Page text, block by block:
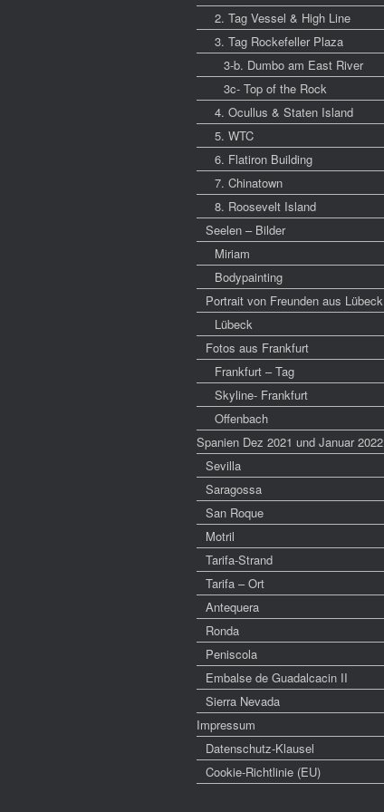
2. Tag Vessel & High Line
3. Tag Rockefeller Plaza
3-b. Dumbo am East River
3c- Top of the Rock
4. Ocullus & Staten Island
5. WTC
6. Flatiron Building
7. Chinatown
8. Roosevelt Island
Seelen – Bilder
Miriam
Bodypainting
Portrait von Freunden aus Lübeck
Lübeck
Fotos aus Frankfurt
Frankfurt – Tag
Skyline- Frankfurt
Offenbach
Spanien Dez 2021 und Januar 2022
Sevilla
Saragossa
San Roque
Motril
Tarifa-Strand
Tarifa – Ort
Antequera
Ronda
Peniscola
Embalse de Guadalcacin II
Sierra Nevada
Impressum
Datenschutz-Klausel
Cookie-Richtlinie (EU)